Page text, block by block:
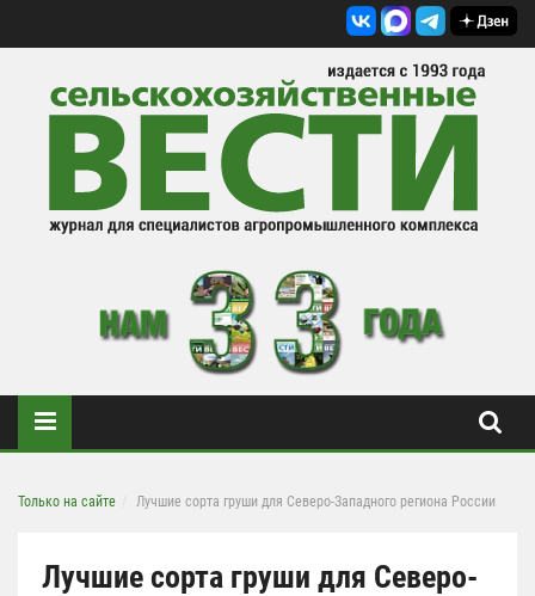
Только на сайте Лучшие сорта груши для Северо-Западного региона России
Лучшие сорта груши для Северо-